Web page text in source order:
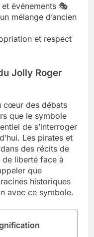
événements 🎭
mélange d’ancien
et respect
Jolly Roger
cœur des débats
que le symbole
de s’interroger
Les pirates et
des récits de
liberté face à
que
historiques
avec ce symbole.